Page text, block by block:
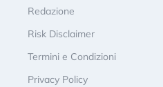
Redazione
Risk Disclaimer
Termini e Condizioni
Privacy Policy